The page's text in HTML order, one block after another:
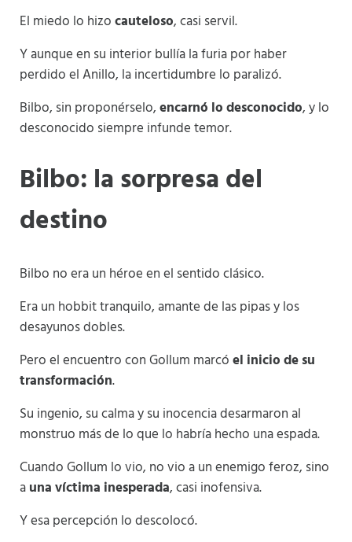
El miedo lo hizocauteloso, casi servil.
Y aunque en su interior bullía la furia por haber
perdido el Anillo, la incertidumbre lo paralizó.
Bilbo, sin proponérselo,encarnó lo desconocido, y lo
desconocido siempre infunde temor.
Bilbo: la sorpresa del
destino
Bilbo no era un héroe en el sentido clásico.
Era un hobbit tranquilo, amante de las pipas y los
desayunos dobles.
Pero el encuentro con Gollum marcóel inicio de su
transformación.
Su ingenio, su calma y su inocencia desarmaron al
monstruo más de lo que lo habría hecho una espada.
Cuando Gollum lo vio, no vio a un enemigo feroz, sino
auna víctima inesperada, casi inofensiva.
Y esa percepción lo descolocó.